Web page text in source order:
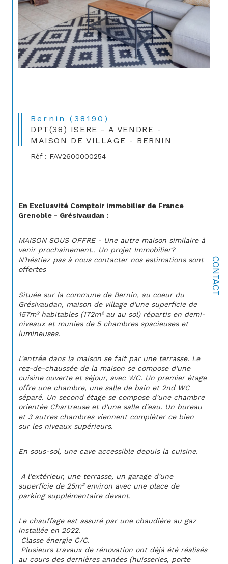
CONTACT
Bernin (38190)
DPT(38) ISERE - A VENDRE -
MAISON DE VILLAGE - BERNIN
Réf : FAV2600000254
En Exclusvité Comptoir immobilier de France
Grenoble - Grésivaudan :
MAISON SOUS OFFRE - Une autre maison similaire à
venir prochainement.. Un projet Immobilier?
N'héstiez pas à nous contacter nos estimations sont
offertes
Située sur la commune de Bernin, au coeur du
Grésivaudan, maison de village d'une superficie de
157m² habitables (172m² au au sol) répartis en demi-
niveaux et munies de 5 chambres spacieuses et
lumineuses.
L'entrée dans la maison se fait par une terrasse. Le
rez-de-chaussée de la maison se compose d'une
cuisine ouverte et séjour, avec WC. Un premier étage
offre une chambre, une salle de bain et 2nd WC
séparé. Un second étage se compose d'une chambre
orientée Chartreuse et d'une salle d'eau. Un bureau
et 3 autres chambres viennent compléter ce bien
sur les niveaux supérieurs.
En sous-sol, une cave accessible depuis la cuisine.
superficie de 25m² environ avec une place de
parking supplémentaire devant.
Le chauffage est assuré par une chaudière au gaz
installée en 2022.
Classe énergie C/C.
Plusieurs travaux de rénovation ont déjà été réalisés
au cours des dernières années (huisseries, porte